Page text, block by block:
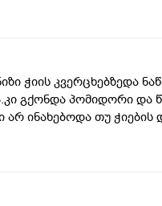
ჭიის კვერცხებზედა
გქონდა პომიდორი და
ინახებოდა თუ ჭიების